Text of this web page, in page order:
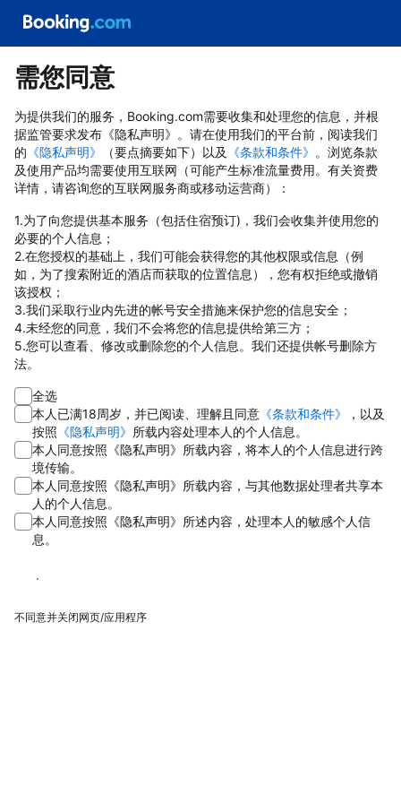
需您同意
为提供我们的服务，Booking.com需要收集和处理您的信息，并根
据监管要求发布《隐私声明》。请在使用我们的平台前，阅读我们
的 《隐私声明》 （要点摘要如下）以及 《条款和条件》 。浏览条款
及使用产品均需要使用互联网（可能产生标准流量费用。有关资费
详情，请咨询您的互联网服务商或移动运营商）：
1.为了向您提供基本服务（包括住宿预订)，我们会收集并使用您的
必要的个人信息；
2.在您授权的基础上，我们可能会获得您的其他权限或信息（例
如，为了搜索附近的酒店而获取的位置信息），您有权拒绝或撤销
该授权；
3.我们采取行业内先进的帐号安全措施来保护您的信息安全；
4.未经您的同意，我们不会将您的信息提供给第三方；
5.您可以查看、修改或删除您的个人信息。我们还提供帐号删除方
法。
全选
本人已满18周岁，并已阅读、理解且同意 《条款和条件》
，以及
按照 《隐私声明》 所载内容处理本人的个人信息。
本人同意按照《隐私声明》所载内容，将本人的个人信息进行跨
境传输。
本人同意按照《隐私声明》所载内容，与其他数据处理者共享本
人的个人信息。
本人同意按照《隐私声明》所述内容，处理本人的敏感个人信
息。
同意
不同意并关闭网页/应用程序